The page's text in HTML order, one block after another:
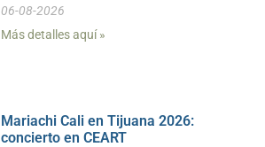
06-08-2026
Más detalles aquí »
Mariachi Cali en Tijuana 2026:
concierto en CEART